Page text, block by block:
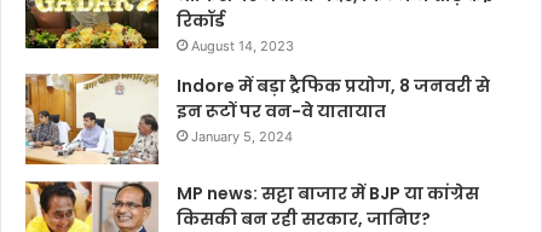
रिकॉर्ड
August 14, 2023
Indore में बड़ा ट्रैफिक प्रयोग, 8 जनवरी से
इन रूटों पर वन-वे यातायात
January 5, 2024
MP news: सट्टा बाजार में BJP या कांग्रेस
किसकी बन रही सरकार, जानिए?